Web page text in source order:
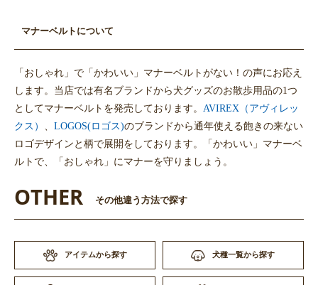
お買い物を続ける カートへ進む
マナーベルトについて
「おしゃれ」で「かわいい」マナーベルトがない！の声にお応え
します。当店では有名ブランドから犬グッズのお散歩用品の1つ
としてマナーベルトを発売しております。 AVIREX（アヴィレッ
クス） 、 LOGOS(ロゴス)のブランドから通年使える飽きの来ない
ロゴデザインと柄で展開をしております。「かわいい」マナーベ
ルトで、「おしゃれ」にマナーを守りましょう。
OTHER その他違う方法で探す
アイテムから探す 犬種一覧から探す